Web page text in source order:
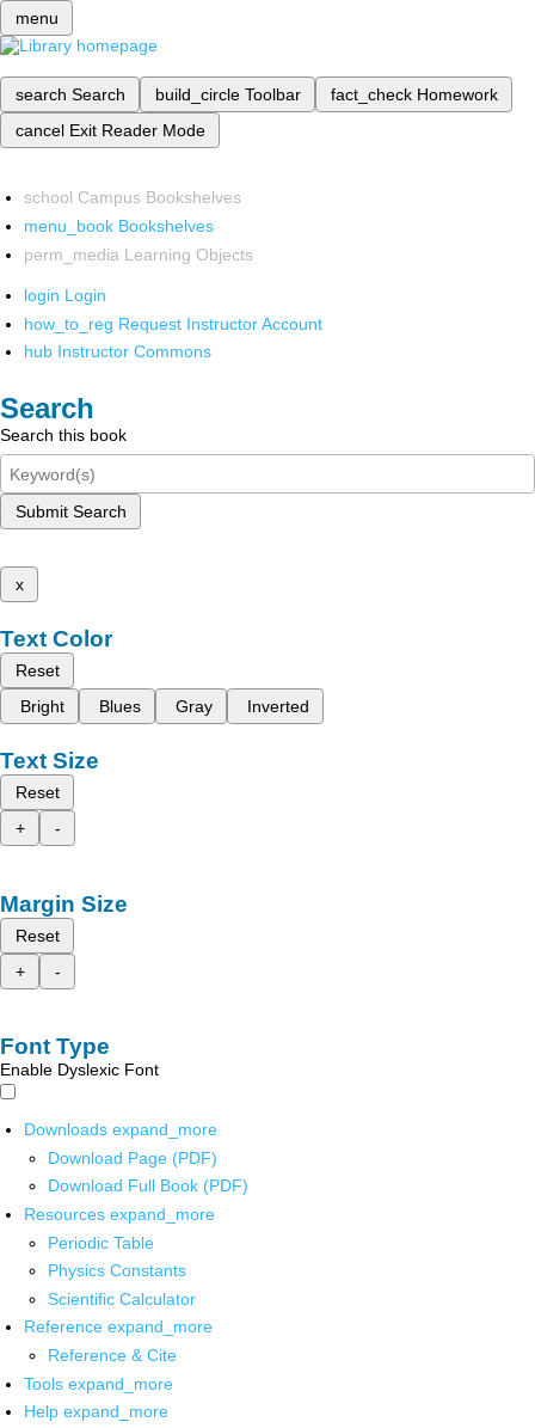
menu
search Search build_circle Toolbar fact_check Homework
cancel Exit Reader Mode
school Campus Bookshelves
menu_book Bookshelves
perm_media Learning Objects
login Login
how_to_reg Request Instructor Account
hub Instructor Commons
Search
Search this book
Submit Search
x
Text Color
Reset
Bright
Blues Gray Inverted
Text Size
Reset
+
-
Margin Size
Reset
+
-
Font Type
Enable Dyslexic Font
Downloads expand_more
Download Page (PDF)
Download Full Book (PDF)
Resources expand_more
Periodic Table
Physics Constants
Scientific Calculator
Reference expand_more
Reference & Cite
Tools expand_more
Help expand_more